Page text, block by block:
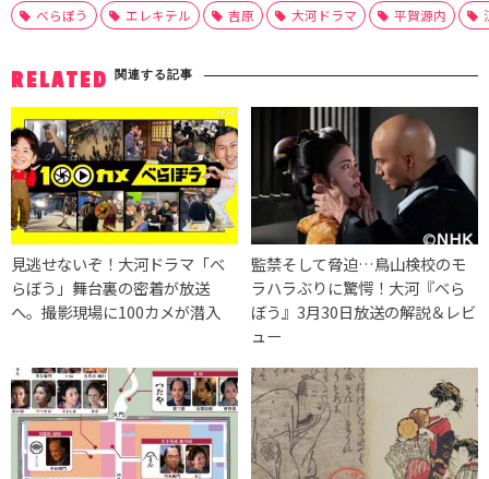
べらぼう エレキテル 吉原 大河ドラマ 平賀源内
RELATED 関連する記事
見逃せないぞ！大河ドラマ「べ
らぼう」舞台裏の密着が放送
へ。撮影現場に100カメが潜入
監禁そして脅迫…鳥山検校のモ
ラハラぶりに驚愕！大河『べら
ぼう』3月30日放送の解説＆レビ
ュー